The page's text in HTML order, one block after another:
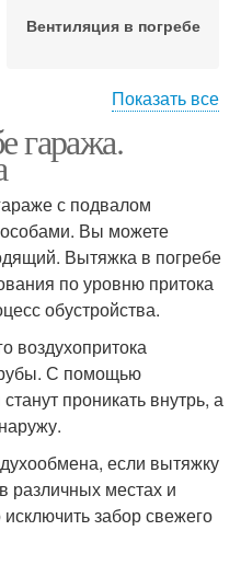
Вентиляция в погребе
вентиляция
Показать все
гаража.
с подвалом
Вы можете
Вытяжка в погребе
по уровню притока
обустройства.
воздухопритока
С помощью
проникать внутрь, а
если вытяжку
различных местах и
забор свежего